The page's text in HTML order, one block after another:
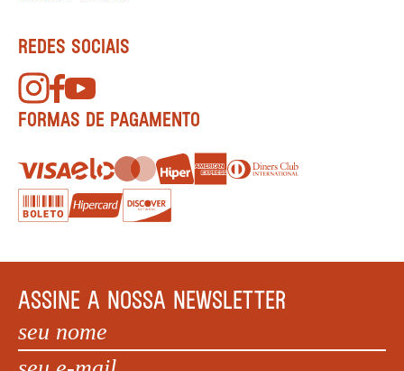
REDES SOCIAIS
FORMAS DE PAGAMENTO
ASSINE A NOSSA NEWSLETTER